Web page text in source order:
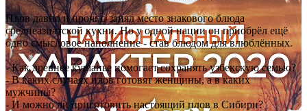
Плов давно и прочно занял место знакового блюда
среднеазиатской кухни. Но у одной нации он приобрёл ещё
одно смысловое наполнение - став блюдом для влюблённых.
- Как древнее кушанье помогает сохранять узбекскую семью?
- В каких случаях плов готовят женщины, а в каких
мужчины?
- И можно ли приготовить настоящий плов в Сибири?